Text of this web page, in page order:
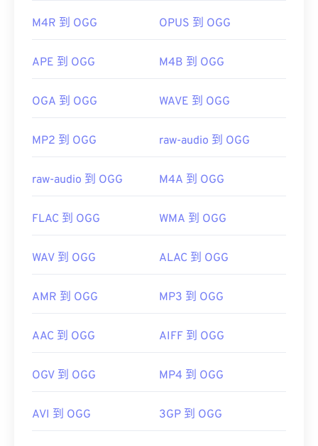
https://download.cnet.com/s/3ga-player/
M4R 到 OGG OPUS 到 OGG
APE 到 OGG M4B 到 OGG
OGA 到 OGG WAVE 到 OGG
MP2 到 OGG raw-audio 到 OGG
raw-audio 到 OGG M4A 到 OGG
FLAC 到 OGG WMA 到 OGG
WAV 到 OGG ALAC 到 OGG
AMR 到 OGG MP3 到 OGG
AAC 到 OGG AIFF 到 OGG
OGV 到 OGG MP4 到 OGG
AVI 到 OGG 3GP 到 OGG